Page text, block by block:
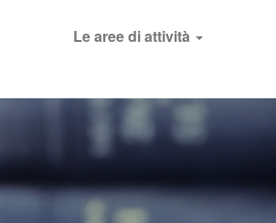
Le aree di attività